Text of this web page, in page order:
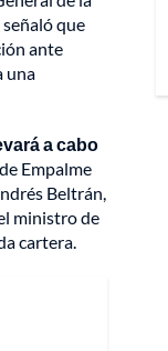
que
ante
una
a cabo
Empalme
Beltrán,
ministro de
cartera.